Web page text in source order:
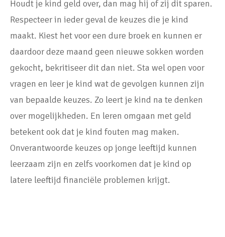
Houdt je kind geld over, dan mag hij of zij dit sparen.
Respecteer in ieder geval de keuzes die je kind
maakt. Kiest het voor een dure broek en kunnen er
daardoor deze maand geen nieuwe sokken worden
gekocht, bekritiseer dit dan niet. Sta wel open voor
vragen en leer je kind wat de gevolgen kunnen zijn
van bepaalde keuzes. Zo leert je kind na te denken
over mogelijkheden. En leren omgaan met geld
betekent ook dat je kind fouten mag maken.
Onverantwoorde keuzes op jonge leeftijd kunnen
leerzaam zijn en zelfs voorkomen dat je kind op
latere leeftijd financiële problemen krijgt.